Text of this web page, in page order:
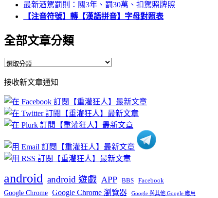
最新酒駕罰則：關3年、罰30萬、扣駕照牌照
【注音符號】轉【漢語拼音】字母對照表
全部文章分類
全
文
章
分
類
接收新文章通知
android android 遊戲 APP BBS Facebook
Google Chrome Google Chrome 瀏覽器 Google 與其他 Google 應用